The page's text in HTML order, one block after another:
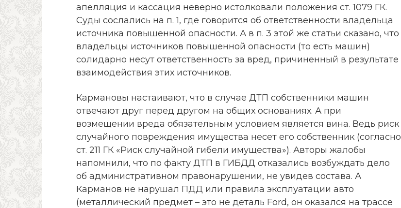
апелляция и кассация неверно истолковали положения ст. 1079 ГК.
Суды сослались на п. 1, где говорится об ответственности владельца
источника повышенной опасности. А в п. 3 этой же статьи сказано, что
владельцы источников повышенной опасности (то есть машин)
солидарно несут ответственность за вред, причиненный в результате
взаимодействия этих источников.
Кармановы настаивают, что в случае ДТП собственники машин
отвечают друг перед другом на общих основаниях. А при
возмещении вреда обязательным условием является вина. Ведь риск
случайного повреждения имущества несет его собственник (согласно
ст. 211 ГК «Риск случайной гибели имущества»). Авторы жалобы
напомнили, что по факту ДТП в ГИБДД отказались возбуждать дело
об административном правонарушении, не увидев состава. А
Карманов не нарушал ПДД или правила эксплуатации авто
(металлический предмет – это не деталь Ford, он оказался на трассе